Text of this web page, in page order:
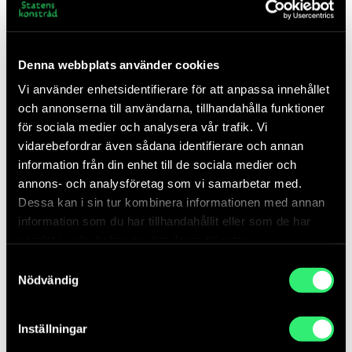
Denna webbplats använder cookies
Vi använder enhetsidentifierare för att anpassa innehållet
och annonserna till användarna, tillhandahålla funktioner
för sociala medier och analysera vår trafik. Vi
vidarebefordrar även sådana identifierare och annan
information från din enhet till de sociala medier och
annons- och analysföretag som vi samarbetar med.
Dessa kan i sin tur kombinera informationen med annan
information som du har tillhandahållit eller som de har
Nödvändig
Inställningar
och samarbete mellan deltagarna är viktigt. Motoriken hos
deltagarna och deras förmåga att samordna grupprörelser
arbetet med koordinationsmodellerna. När detta lyckas
skapas en gemensam rytm som förvandlar
bruksföremålen från vanliga leksaker till komplexa
samarbetsmoduler där gruppmedlemmarna blir beroende
av varandra.
I och med modellernas föreslagna koreografier och
publikdeltagande gräver Molly Haslund vidare i sin
pågående undersökning av hur häckar, väggar, linjer och
sociala interaktioner.
Pillar(2006)and Circles